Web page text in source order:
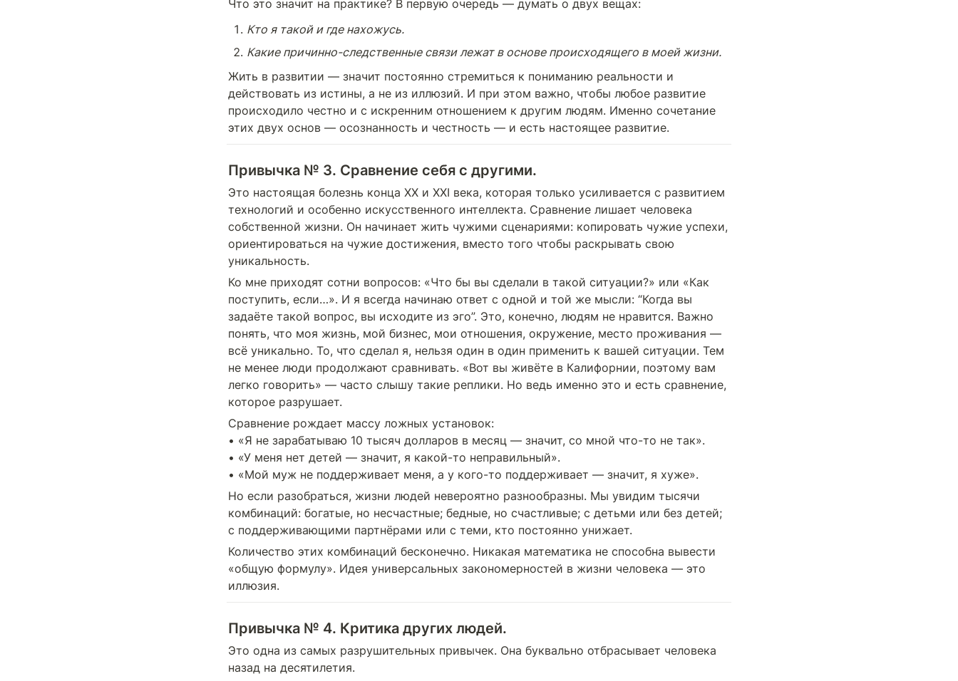
Что это значит на практике? В первую очередь — думать о двух вещах:
Кто я такой и где нахожусь.
Какие причинно-следственные связи лежат в основе происходящего в моей жизни.
Жить в развитии — значит постоянно стремиться к пониманию реальности и
действовать из истины, а не из иллюзий. И при этом важно, чтобы любое развитие
происходило честно и с искренним отношением к другим людям. Именно сочетание
этих двух основ — осознанность и честность — и есть настоящее развитие.
Привычка № 3. Сравнение себя с другими.
Это настоящая болезнь конца XX и XXI века, которая только усиливается с развитием
технологий и особенно искусственного интеллекта. Сравнение лишает человека
собственной жизни. Он начинает жить чужими сценариями: копировать чужие успехи,
ориентироваться на чужие достижения, вместо того чтобы раскрывать свою
уникальность.
Ко мне приходят сотни вопросов: «Что бы вы сделали в такой ситуации?» или «Как
поступить, если…». И я всегда начинаю ответ с одной и той же мысли: “Когда вы
задаёте такой вопрос, вы исходите из эго”. Это, конечно, людям не нравится. Важно
понять, что моя жизнь, мой бизнес, мои отношения, окружение, место проживания —
всё уникально. То, что сделал я, нельзя один в один применить к вашей ситуации. Тем
не менее люди продолжают сравнивать. «Вот вы живёте в Калифорнии, поэтому вам
легко говорить» — часто слышу такие реплики. Но ведь именно это и есть сравнение,
которое разрушает.
Сравнение рождает массу ложных установок:
• «Я не зарабатываю 10 тысяч долларов в месяц — значит, со мной что-то не так».
• «У меня нет детей — значит, я какой-то неправильный».
• «Мой муж не поддерживает меня, а у кого-то поддерживает — значит, я хуже».
Но если разобраться, жизни людей невероятно разнообразны. Мы увидим тысячи
комбинаций: богатые, но несчастные; бедные, но счастливые; с детьми или без детей;
с поддерживающими партнёрами или с теми, кто постоянно унижает.
Количество этих комбинаций бесконечно. Никакая математика не способна вывести
«общую формулу». Идея универсальных закономерностей в жизни человека — это
иллюзия.
Привычка № 4. Критика других людей.
Это одна из самых разрушительных привычек. Она буквально отбрасывает человека
назад на десятилетия.